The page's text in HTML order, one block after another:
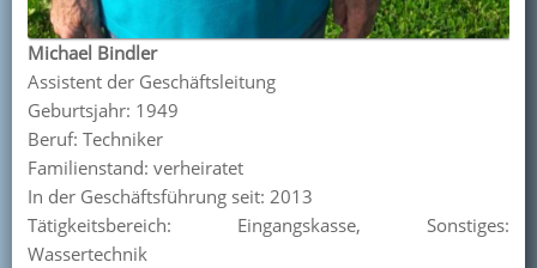
Michael Bindler
Assistent der Geschäftsleitung
Geburtsjahr: 1949
Beruf: Techniker
Familienstand: verheiratet
In der Geschäftsführung seit: 2013
Tätigkeitsbereich: Eingangskasse, Sonstiges:
Wassertechnik